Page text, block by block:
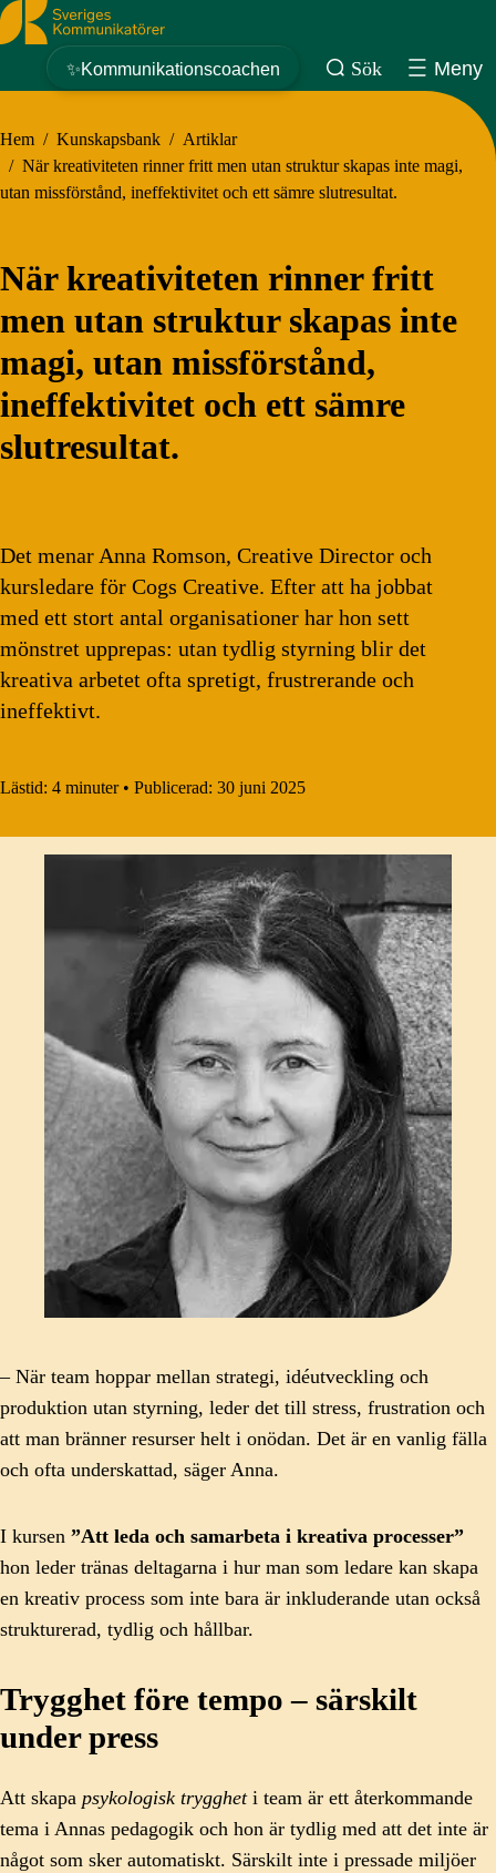
Sveriges Kommunikatörer
✨Kommunikationscoachen Sök Meny
Hem / Kunskapsbank / Artiklar
/ När kreativiteten rinner fritt men utan struktur skapas inte magi,
utan missförstånd, ineffektivitet och ett sämre slutresultat.
När kreativiteten rinner fritt
men utan struktur skapas inte
magi, utan missförstånd,
ineffektivitet och ett sämre
slutresultat.
Det menar Anna Romson, Creative Director och
kursledare för Cogs Creative. Efter att ha jobbat
med ett stort antal organisationer har hon sett
mönstret upprepas: utan tydlig styrning blir det
kreativa arbetet ofta spretigt, frustrerande och
ineffektivt.
Lästid: 4 minuter • Publicerad: 30 juni 2025
– När team hoppar mellan strategi, idéutveckling och
produktion utan styrning, leder det till stress, frustration och
att man bränner resurser helt i onödan. Det är en vanlig fälla
och ofta underskattad, säger Anna.
I kursen ”Att leda och samarbeta i kreativa processer”
hon leder tränas deltagarna i hur man som ledare kan skapa
en kreativ process som inte bara är inkluderande utan också
strukturerad, tydlig och hållbar.
Trygghet före tempo – särskilt
under press
Att skapa psykologisk tryggheti team är ett återkommande
tema i Annas pedagogik och hon är tydlig med att det inte är
något som sker automatiskt. Särskilt inte i pressade miljöer